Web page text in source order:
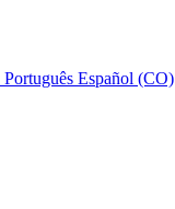
Português Español (CO)